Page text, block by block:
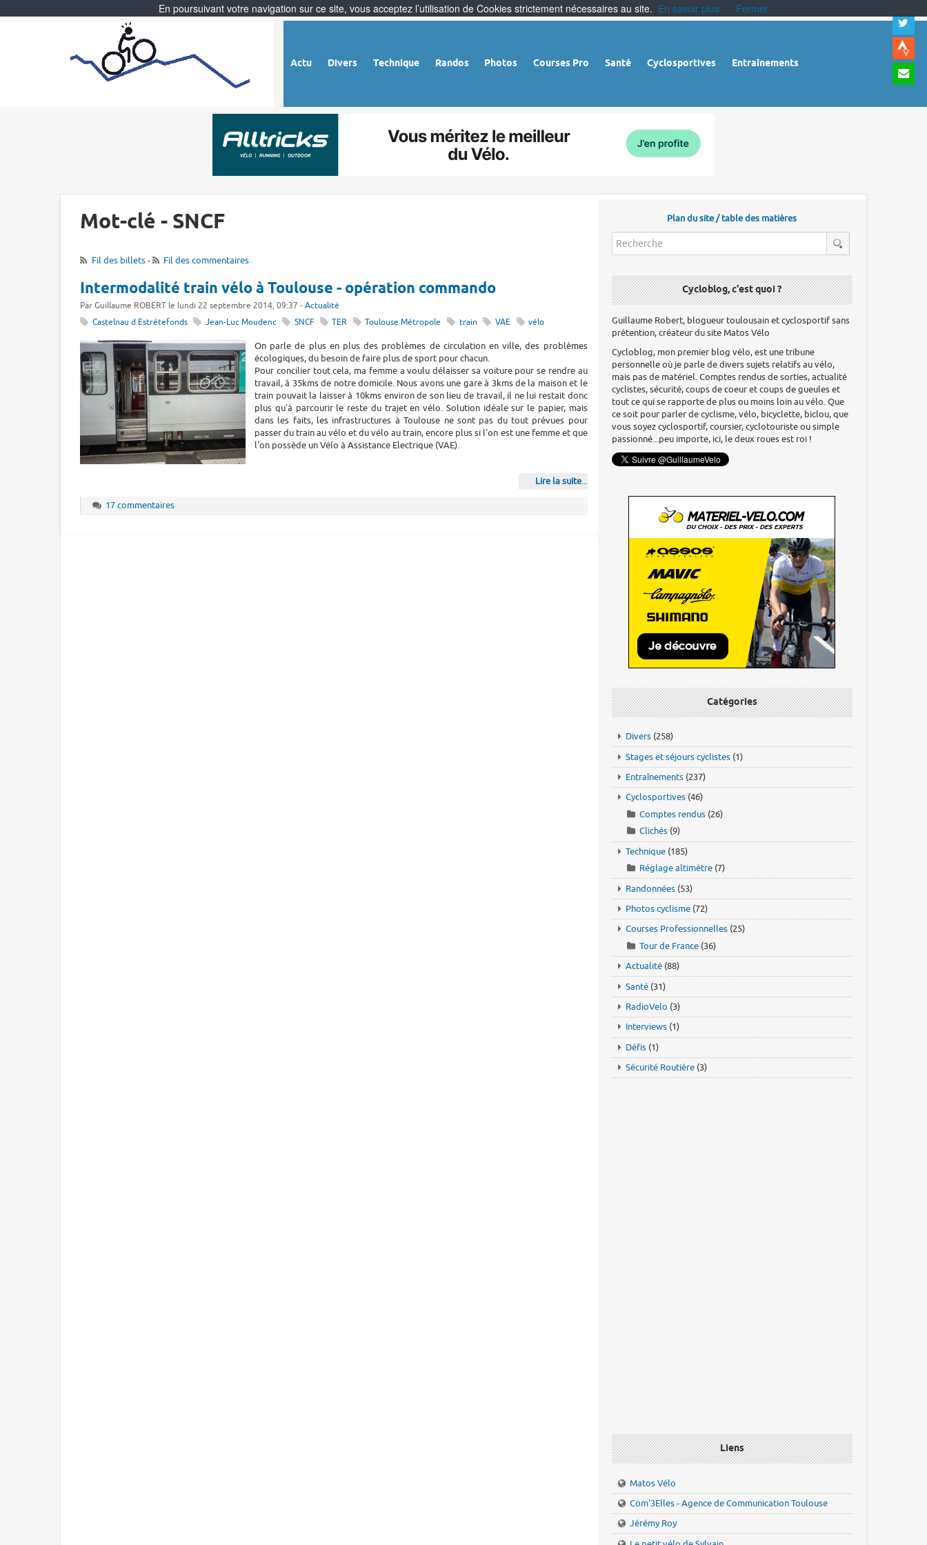
Actu Divers Technique Randos Photos Courses Pro Santé Cyclosportives Entraînements
à
Mot-clé - SNCF
Fil des billets- Fil des commentaires
Intermodalité train vélo à Toulouse - opération commando
Par Guillaume ROBERT le lundi 22 septembre 2014, 09:37 - Actualité
Castelnau d Estrétefonds
Jean-Luc Moudenc SNCF TER Toulouse Métropole train VAE vélo
On parle de plus en plus des problèmes de circulation en ville, des problèmes
écologiques, du besoin de faire plus de sport pour chacun.
Pour concilier tout cela, ma femme a voulu délaisser sa voiture pour se rendre au
travail, à 35kms de notre domicile. Nous avons une gare à 3kms de la maison et le
train pouvait la laisser à 10kms environ de son lieu de travail, il ne lui restait donc
plus qu'à parcourir le reste du trajet en vélo. Solution idéale sur le papier, mais
dans les faits, les infrastructures à Toulouse ne sont pas du tout prévues pour
passer du train au vélo et du vélo au train, encore plus si l'on est une femme et que
l'on possède un Vélo à Assistance Electrique (VAE).
Lire la suite...
17 commentaires
Plan du site / table des matières
Cycloblog, c'est quoi ?
Guillaume Robert, blogueur toulousain et cyclosportif sans
prétention, créateur du site Matos Vélo
Cycloblog, mon premier blog vélo, est une tribune
personnelle où je parle de divers sujets relatifs au vélo,
mais pas de matériel. Comptes rendus de sorties, actualité
cyclistes, sécurité, coups de coeur et coups de gueules et
tout ce qui se rapporte de plus ou moins loin au vélo. Que
ce soit pour parler de cyclisme, vélo, bicyclette, biclou, que
vous soyez cyclosportif, coursier, cyclotouriste ou simple
passionné...peu importe, ici, le deux roues est roi !
Catégories
Divers (258)
Stages et séjours cyclistes (1)
Entraînements (237)
Cyclosportives (46)
Comptes rendus (26)
Clichés (9)
Technique (185)
Réglage altimètre (7)
Randonnées (53)
Photos cyclisme (72)
Courses Professionnelles (25)
Tour de France (36)
Actualité (88)
Santé (31)
RadioVelo (3)
Interviews (1)
Défis (1)
Sécurité Routière (3)
Liens
Matos Vélo
Com'3Elles - Agence de Communication Toulouse
Jérémy Roy
En poursuivant votre navigation sur ce site, vous acceptez l’utilisation de Cookies strictement nécessaires au site. En savoir plus Fermer